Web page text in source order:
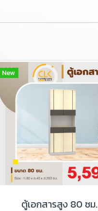
New
ตู้เอกสารสูง 80 ซม.